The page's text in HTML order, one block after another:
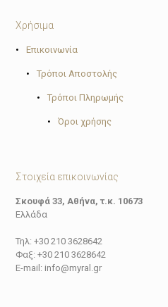
Χρήσιμα
• Επικοινωνία
• Τρόποι Αποστολής
• Τρόποι Πληρωμής
• Όροι χρήσης
Στοιχεία επικοινωνίας
Σκουφά 33, Αθήνα, τ.κ. 10673
Ελλάδα
Τηλ: +30 210 3628642
Φαξ: +30 210 3628642
E-mail: info@myral.gr